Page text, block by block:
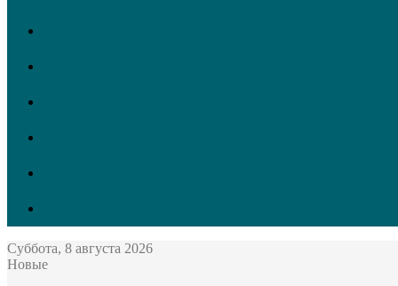
Суббота, 8 августа 2026
Новые